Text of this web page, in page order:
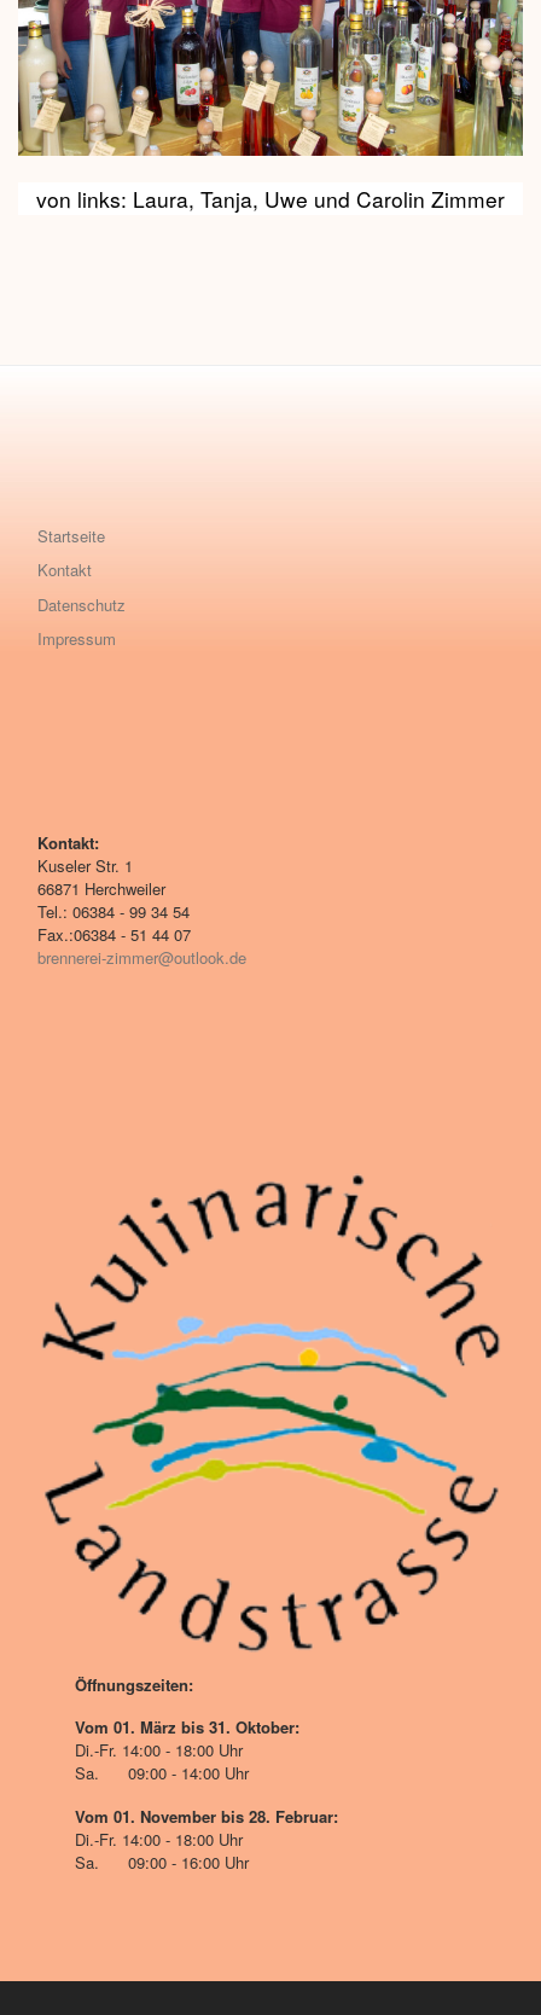
von links: Laura, Tanja, Uwe und Carolin Zimmer
Startseite
Kontakt
Datenschutz
Impressum
Kontakt:
Kuseler Str. 1
66871 Herchweiler
Tel.: 06384 - 99 34 54
Fax.:06384 - 51 44 07
brennerei-zimmer@outlook.de
Öffnungszeiten:
Vom 01. März bis 31. Oktober:
Di.-Fr. 14:00 - 18:00 Uhr
Sa. 09:00 - 14:00 Uhr
Vom 01. November bis 28. Februar:
Di.-Fr. 14:00 - 18:00 Uhr
Sa. 09:00 - 16:00 Uhr